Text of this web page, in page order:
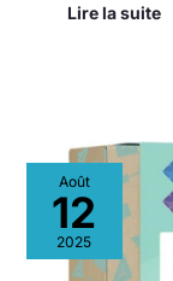
Lire la suite
Août
12
2025
Test
du
kit
créatif
Connetix